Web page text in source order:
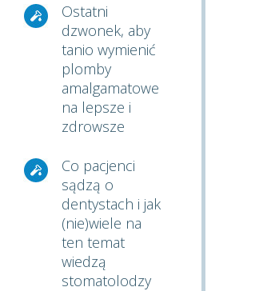
Ostatni
dzwonek, aby
tanio wymienić
plomby
amalgamatowe
na lepsze i
zdrowsze
Co pacjenci
sądzą o
dentystach i jak
(nie)wiele na
ten temat
wiedzą
stomatolodzy